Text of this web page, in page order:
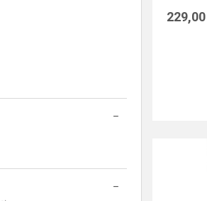
229,00